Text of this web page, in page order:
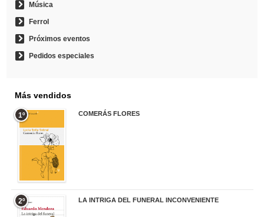
Música
Ferrol
Próximos eventos
Pedidos especiales
Más vendidos
1º COMERÁS FLORES
2º LA INTRIGA DEL FUNERAL INCONVENIENTE